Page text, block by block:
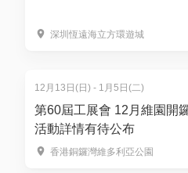
* 兒童（2至12歲）持
最佳座位： 最佳觀賞
VIP貴賓廳： 在演出
私人區域： 享用專屬
表演者亮相：演出前
深圳恆遠海立方環遊城
12月13日(日) - 1月5日(二)
第60屆工展會 12月維園開
活動詳情有待公布
香港銅鑼灣維多利亞公園